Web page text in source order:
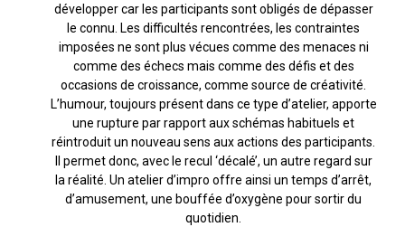
développer car les participants sont obligés de dépasser
le connu. Les difficultés rencontrées, les contraintes
imposées ne sont plus vécues comme des menaces ni
comme des échecs mais comme des défis et des
occasions de croissance, comme source de créativité.
L’humour, toujours présent dans ce type d’atelier, apporte
une rupture par rapport aux schémas habituels et
réintroduit un nouveau sens aux actions des participants.
Il permet donc, avec le recul ‘décalé’, un autre regard sur
la réalité. Un atelier d’impro offre ainsi un temps d’arrêt,
d’amusement, une bouffée d’oxygène pour sortir du
quotidien.